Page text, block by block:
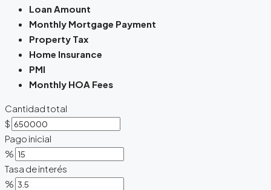
Loan Amount
Monthly Mortgage Payment
Property Tax
Home Insurance
PMI
Monthly HOA Fees
Cantidad total
$
Pago inicial
%
Tasa de interés
%